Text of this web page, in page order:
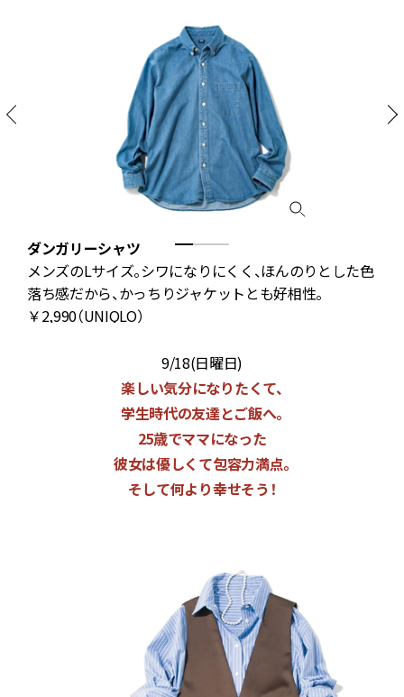
ダンガリーシャツ
メンズのLサイズ。シワになりにくく、ほんのりとした色
落ち感だから、かっちりジャケットとも好相性。
￥2,990（UNIQLO）
9/18(日曜日)
楽しい気分になりたくて、
学生時代の友達とご飯へ。
25歳でママになった
彼女は優しくて包容力満点。
そして何より幸せそう！